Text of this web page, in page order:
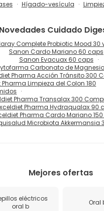
Hígado-vesícula
Novedades Cuidado
Complete Probiotic Mood 30
Sanon Cardo Mariano 60 caps
Sanon Evacuax 60 caps
Carbonato de Magnesio
Pharma Acción Tránsito 300
Pharma Limpieza del Colon 180
Pharma Transalax 300
Pharma Hydraqualax 90
Pharma Cardo Mariano
Microbiota Akkermansia
Mejores ofertas
eléctricos
oral b
Oral